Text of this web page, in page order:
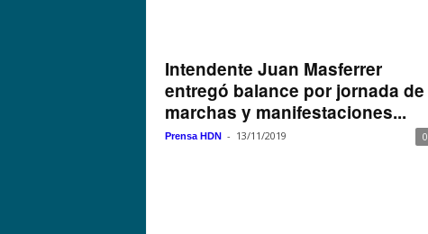
Intendente Juan Masferrer
entregó balance por jornada de
marchas y manifestaciones...
Prensa HDN - 13/11/2019 0